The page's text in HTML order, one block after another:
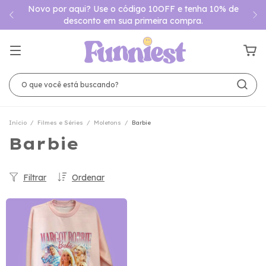
Novo por aqui? Use o código 10OFF e tenha 10% de
desconto em sua primeira compra.
Início / Filmes e Séries / Moletons / Barbie
Barbie
Ordenar
Filtrar